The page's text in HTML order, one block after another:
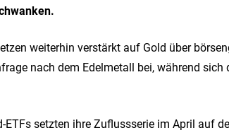
weiterhin verstärkt auf Gold über
nach dem Edelmetall bei, während
ETFs setzten ihre Zuflussserie im April auf